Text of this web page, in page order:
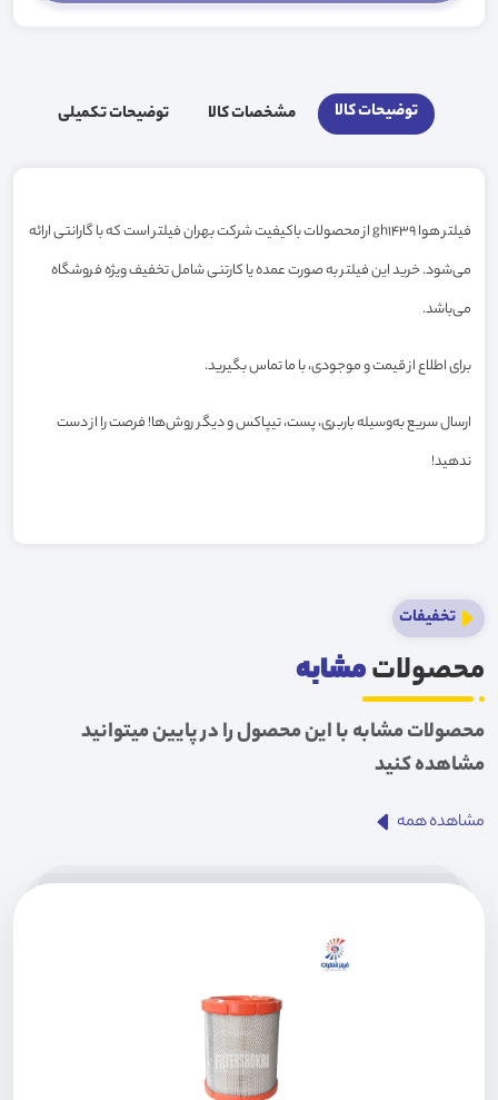
توضیحات کالا مشخصات کالا توضیحات تکمیلی
فیلتر هوا gh1439 از محصولات باکیفیت شرکت بهران فیلتر است که با گارانتی ارائه
می‌شود. خرید این فیلتر به صورت عمده یا کارتنی شامل تخفیف ویژه فروشگاه
می‌باشد.
برای اطلاع از قیمت و موجودی، با ما تماس بگیرید.
ارسال سریع به‌وسیله باربری، پست، تیپاکس و دیگر روش‌ها! فرصت را از دست
ندهید!
تخفیفات
محصولاتمشابه
محصولات مشابه با این محصول را در پایین میتوانید
مشاهده کنید
مشاهده همه